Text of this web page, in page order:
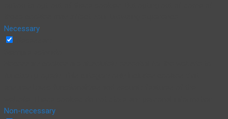
Necessary
Non-necessary